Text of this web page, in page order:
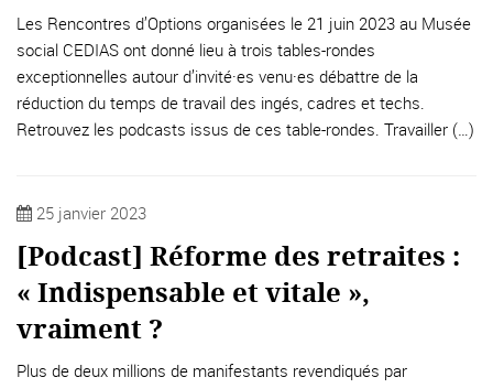
Les Rencontres d’Options organisées le 21 juin 2023 au Musée
social CEDIAS ont donné lieu à trois tables-rondes
exceptionnelles autour d’invité·es venu·es débattre de la
réduction du temps de travail des ingés, cadres et techs.
Retrouvez les podcasts issus de ces table-rondes. Travailler (…)
25 janvier 2023
[Podcast] Réforme des retraites :
« Indispensable et vitale »,
vraiment ?
Plus de deux millions de manifestants revendiqués par